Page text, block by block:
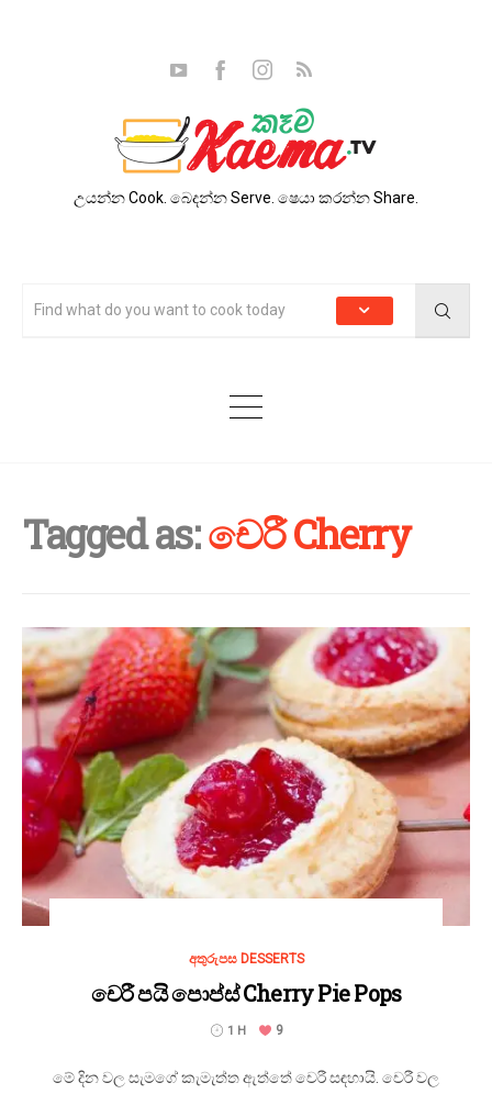
උයන්න Cook. බෙදන්න Serve. ෂෙයා කරන්න Share.
Tagged as:චෙරී Cherry
අතුරුපස DESSERTS
චෙරී පයි පොප්ස් Cherry Pie Pops
1 H 9
මේ දින වල සැමගේ කැමැත්ත ඇත්තේ චෙරී සඳහායි. චෙරී වල